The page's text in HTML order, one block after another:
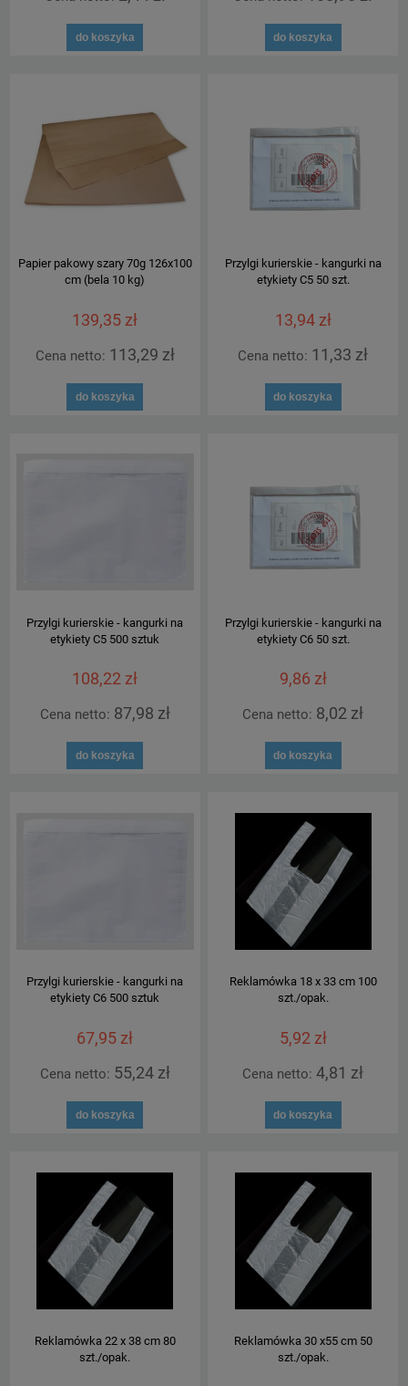
do koszyka do koszyka
Papier pakowy szary 70g 126x100
cm (bela 10 kg)
139,35 zł
Cena netto: 113,29 zł
do koszyka
Przylgi kurierskie - kangurki na
etykiety C5 50 szt.
13,94 zł
Cena netto: 11,33 zł
do koszyka
Przylgi kurierskie - kangurki na
etykiety C5 500 sztuk
108,22 zł
Cena netto: 87,98 zł
do koszyka
Przylgi kurierskie - kangurki na
etykiety C6 50 szt.
9,86 zł
Cena netto: 8,02 zł
do koszyka
Przylgi kurierskie - kangurki na
etykiety C6 500 sztuk
67,95 zł
Cena netto: 55,24 zł
do koszyka
Reklamówka 18 x 33 cm 100
szt./opak.
5,92 zł
Cena netto:4,81 zł
do koszyka
Reklamówka 22 x 38 cm 80
szt./opak.
Reklamówka 30 x55 cm 50
szt./opak.